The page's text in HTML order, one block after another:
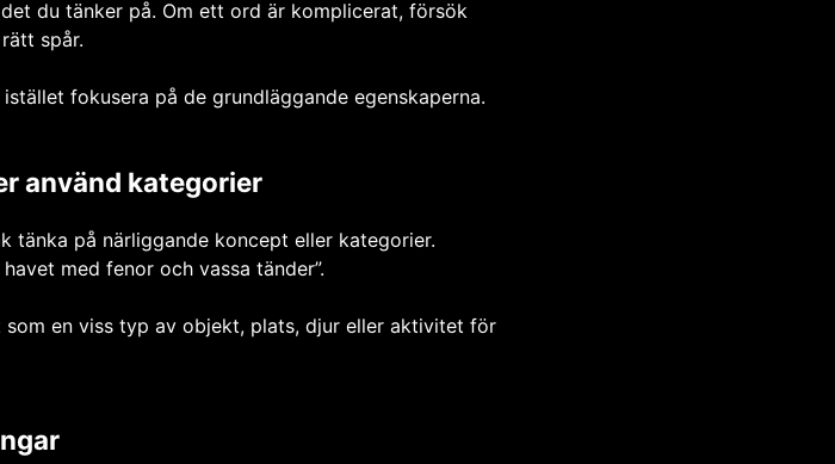
du tänker på. Om ett ord är komplicerat, försök
spår.
fokusera på de grundläggande egenskaperna.
använd kategorier
på närliggande koncept eller kategorier.
med fenor och vassa tänder”.
en viss typ av objekt, plats, djur eller aktivitet för